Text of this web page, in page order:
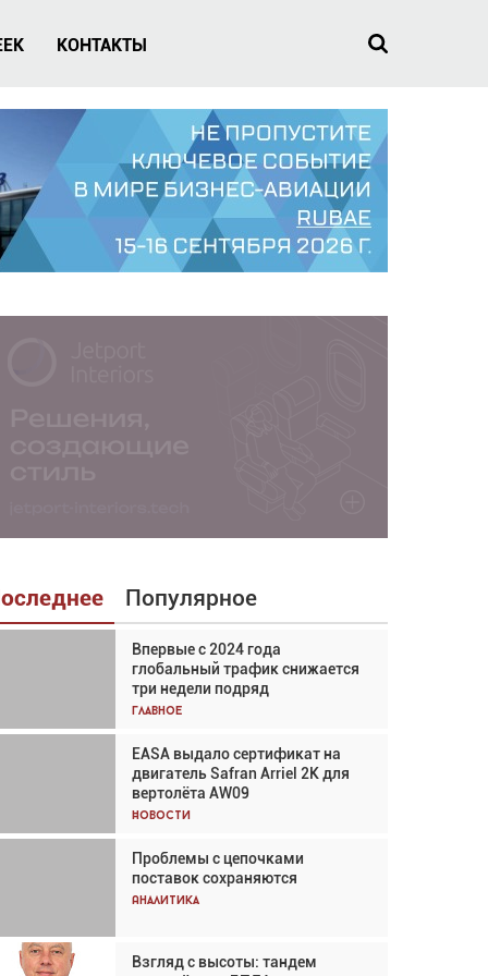
КОНТАКТЫ
Популярное
Впервые с 2024 года
глобальный трафик снижается
три недели подряд
Главное
EASA выдало сертификат на
двигатель Safran Arriel 2K для
вертолёта AW09
Новости
Проблемы с цепочками
поставок сохраняются
Аналитика
Взгляд с высоты: тандем
Взгляд с высоты: тандем
вертолётов и БПЛА в
спасательных операциях
Главное
Авиационный фотограф Дэйв
Кох: «Фотография говорит сама
за себя... а ИИ всё портит»
Новости
Впервые с 2024 года
глобальный трафик снижается
три недели подряд
Частный самолёт – это актив.